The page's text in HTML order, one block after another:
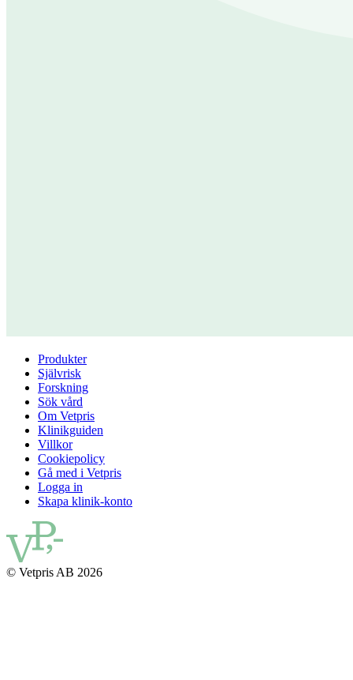
Produkter
Självrisk
Forskning
Sök vård
Om Vetpris
Klinikguiden
Villkor
Cookiepolicy
Gå med i Vetpris
Logga in
Skapa klinik-konto
© Vetpris AB 2026